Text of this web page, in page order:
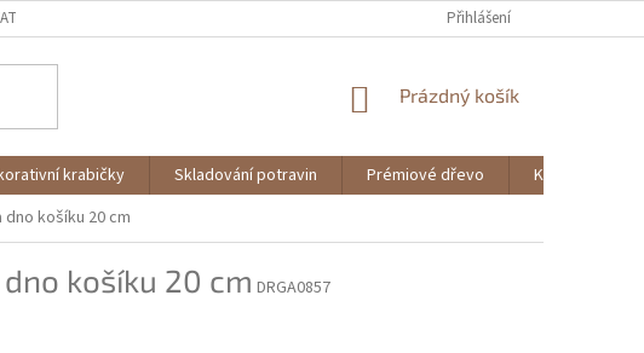
Přihlášení
NÁKUPNÍ
Prázdný košík
krabičky Skladování potravin Prémiové dřevo
Knihy
dno košíku 20 cm
košíku 20 cm DRGA0857